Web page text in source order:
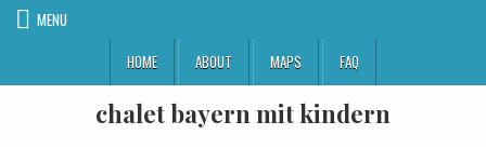
MENU
HOME
ABOUT MAPS FAQ
chalet bayern mit kindern